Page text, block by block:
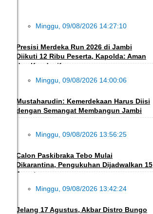
HUKRIM
Minggu, 09/08/2026 14:27:10
Presisi Merdeka Run 2026 di Jambi
Diikuti 12 Ribu Peserta, Kapolda: Aman
dan Kondusif
POLITIK
Minggu, 09/08/2026 14:00:06
Mustaharudin: Kemerdekaan Harus Diisi
dengan Semangat Membangun Jambi
DAERAH
Minggu, 09/08/2026 13:56:25
Calon Paskibraka Tebo Mulai
Dikarantina, Pengukuhan Dijadwalkan 15
Agustus
EKBIS
Minggu, 09/08/2026 13:42:24
Jelang 17 Agustus, Akbar Distro Bungo